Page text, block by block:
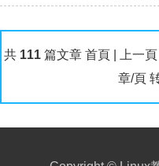
寫確實
共 111篇文章 首頁 | 上一頁 |
章/頁